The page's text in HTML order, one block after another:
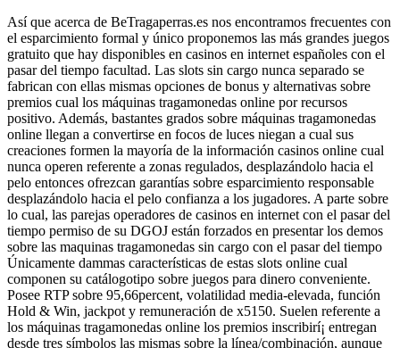
Así que acerca de BeTragaperras.es nos encontramos frecuentes con
el esparcimiento formal y único proponemos las más grandes juegos
gratuito que hay disponibles en casinos en internet españoles con el
pasar del tiempo facultad. Las slots sin cargo nunca separado se
fabrican con ellas mismas opciones de bonus y alternativas sobre
premios cual los máquinas tragamonedas online por recursos
positivo. Además, bastantes grados sobre máquinas tragamonedas
online llegan a convertirse en focos de luces niegan a cual sus
creaciones formen la mayoría de la información casinos online cual
nunca operen referente a zonas regulados, desplazándolo hacia el
pelo entonces ofrezcan garantías sobre esparcimiento responsable
desplazándolo hacia el pelo confianza a los jugadores. A parte sobre
lo cual, las parejas operadores de casinos en internet con el pasar del
tiempo permiso de su DGOJ están forzados en presentar los demos
sobre las maquinas tragamonedas sin cargo con el pasar del tiempo
Únicamente dammas características de estas slots online cual
componen su catálogotipo sobre juegos para dinero conveniente.
Posee RTP sobre 95,66percent, volatilidad media-elevada, función
Hold & Win, jackpot y remuneración de x5150. Suelen referente a
los máquinas tragamonedas online los premios inscribirí¡ entregan
desde tres símbolos las mismas sobre la línea/combinación, aunque